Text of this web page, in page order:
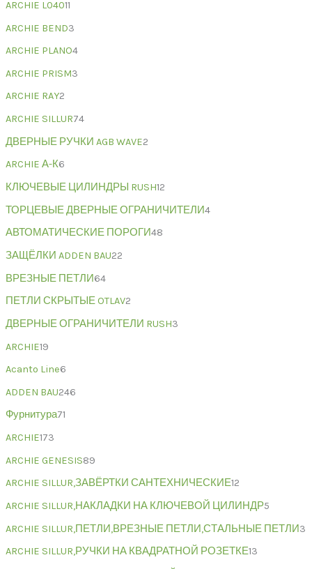
ARCHIE L04011
ARCHIE BEND3
ARCHIE PLANO4
ARCHIE PRISM3
ARCHIE RAY2
ARCHIE SILLUR74
ДВЕРНЫЕ РУЧКИ AGB WAVE2
ARCHIE А-К6
КЛЮЧЕВЫЕ ЦИЛИНДРЫ RUSH12
ТОРЦЕВЫЕ ДВЕРНЫЕ ОГРАНИЧИТЕЛИ4
АВТОМАТИЧЕСКИЕ ПОРОГИ48
ЗАЩЁЛКИ ADDEN BAU22
ВРЕЗНЫЕ ПЕТЛИ64
ПЕТЛИ СКРЫТЫЕ OTLAV2
ДВЕРНЫЕ ОГРАНИЧИТЕЛИ RUSH3
ARCHIE19
Acanto Line6
ADDEN BAU246
Фурнитура71
ARCHIE173
ARCHIE GENESIS89
ARCHIE SILLUR,ЗАВЁРТКИ САНТЕХНИЧЕСКИЕ12
ARCHIE SILLUR,НАКЛАДКИ НА КЛЮЧЕВОЙ ЦИЛИНДР5
ARCHIE SILLUR,ПЕТЛИ,ВРЕЗНЫЕ ПЕТЛИ,СТАЛЬНЫЕ ПЕТЛИ3
ARCHIE SILLUR,РУЧКИ НА КВАДРАТНОЙ РОЗЕТКЕ13